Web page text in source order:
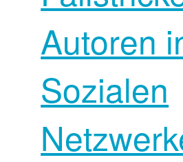
Autoren
Sozialen